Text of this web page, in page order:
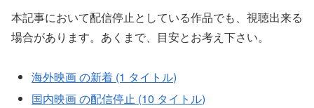
本記事において配信停止としている作品でも、視聴出来る
場合があります。あくまで、目安とお考え下さい。
海外映画 の新着 (1 タイトル)
国内映画 の配信停止 (10 タイトル)